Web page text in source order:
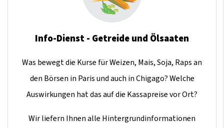
Info-Dienst - Getreide und Ölsaaten
Was bewegt die Kurse für Weizen, Mais, Soja, Raps an
den Börsen in Paris und auch in Chigago? Welche
Auswirkungen hat das auf die Kassapreise vor Ort?
Wir liefern Ihnen alle Hintergrundinformationen